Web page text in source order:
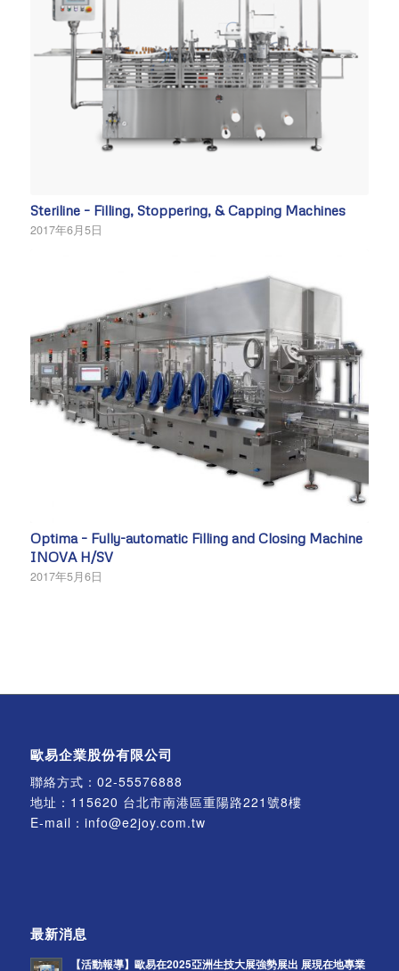
Steriline – Filling, Stoppering, & Capping Machines
2017年6月5日
Optima – Fully-automatic Filling and Closing Machine
INOVA H/SV
2017年5月6日
歐易企業股份有限公司
聯絡方式： 02-55576888
地址：115620 台北市南港區重陽路221號8樓
E-mail： info@e2joy.com.tw
最新消息
【活動報導】歐易在2025亞洲生技大展強勢展出 展現在地專業